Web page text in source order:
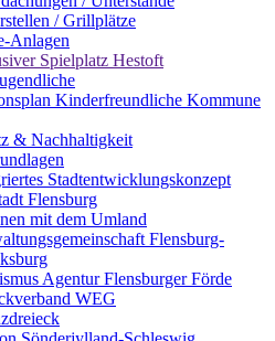
/ Grillplätze
Anlagen
Spielplatz Hestoft
Kinderfreundliche Kommune
& Nachhaltigkeit
Stadtentwicklungskonzept
Flensburg
mit dem Umland
Flensburg-
Agentur Flensburger Förde
WEG